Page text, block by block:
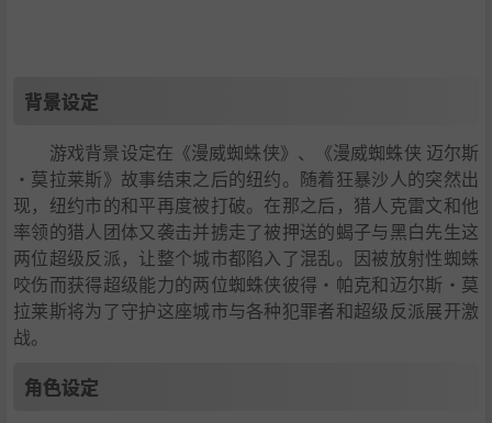
背景设定
游戏背景设定在《漫威蜘蛛侠》、《漫威蜘蛛侠 迈尔斯
·莫拉莱斯》故事结束之后的纽约。随着狂暴沙人的突然出
现，纽约市的和平再度被打破。在那之后，猎人克雷文和他
率领的猎人团体又袭击并掳走了被押送的蝎子与黑白先生这
两位超级反派，让整个城市都陷入了混乱。因被放射性蜘蛛
咬伤而获得超级能力的两位蜘蛛侠彼得·帕克和迈尔斯·莫
拉莱斯将为了守护这座城市与各种犯罪者和超级反派展开激
战。
角色设定